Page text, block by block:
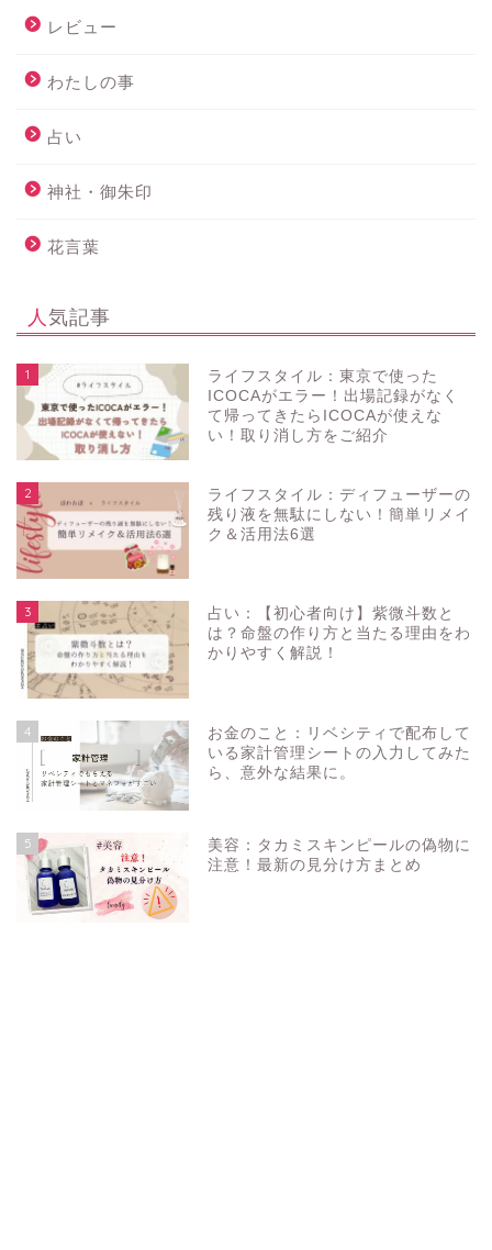
レビュー
わたしの事
占い
神社・御朱印
花言葉
人気記事
1
ライフスタイル：東京で使った
ICOCAがエラー！出場記録がなく
て帰ってきたらICOCAが使えな
い！取り消し方をご紹介
2
ライフスタイル：ディフューザーの
残り液を無駄にしない！簡単リメイ
ク＆活用法6選
3
占い：【初心者向け】紫微斗数と
は？命盤の作り方と当たる理由をわ
かりやすく解説！
4
お金のこと：リベシティで配布して
いる家計管理シートの入力してみた
ら、意外な結果に。
5
美容：タカミスキンピールの偽物に
注意！最新の見分け方まとめ